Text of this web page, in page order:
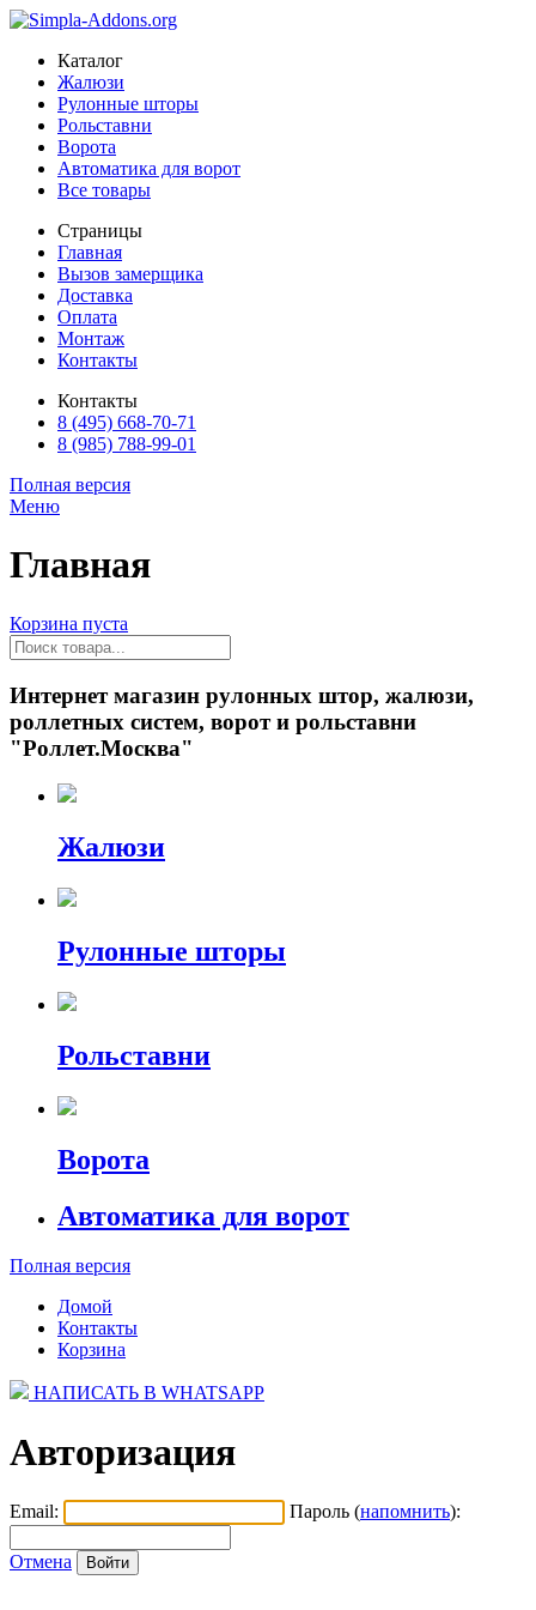
Каталог
Жалюзи
Рулонные шторы
Рольставни
Ворота
Автоматика для ворот
Все товары
Страницы
Главная
Вызов замерщика
Доставка
Оплата
Монтаж
Контакты
Контакты
8 (495) 668-70-71
8 (985) 788-99-01
Полная версия
Меню
Главная
Корзина пуста
Интернет магазин рулонных штор, жалюзи,
роллетных систем, ворот и рольставни
"Роллет.Москва"
Жалюзи
Рулонные шторы
Рольставни
Ворота
Автоматика для ворот
Полная версия
Домой
Контакты
Корзина
НАПИСАТЬ В WHATSAPP
Авторизация
Email: Пароль (напомнить):
Отмена